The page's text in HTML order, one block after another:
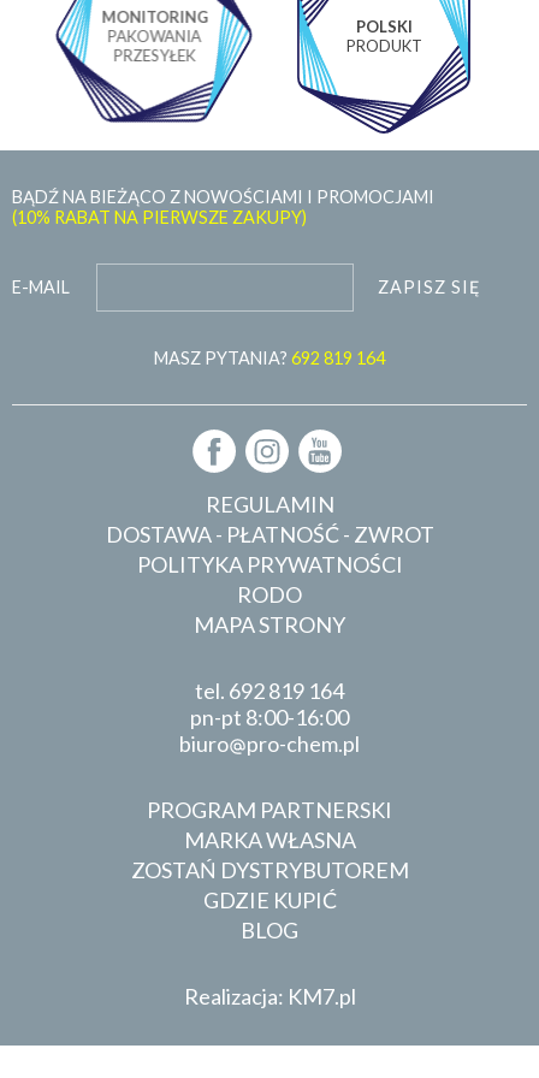
MONITORING
PAKOWANIA
PRZESYŁEK
POLSKI
PRODUKT
BĄDŹ NA BIEŻĄCO Z NOWOŚCIAMI I PROMOCJAMI
(10% RABAT NA PIERWSZE ZAKUPY)
E-MAIL ZAPISZ SIĘ
MASZ PYTANIA? 692 819 164
REGULAMIN
DOSTAWA - PŁATNOŚĆ - ZWROT
POLITYKA PRYWATNOŚCI
RODO
MAPA STRONY
tel. 692 819 164
pn-pt 8:00-16:00
biuro
pro-chem.pl
PROGRAM PARTNERSKI
MARKA WŁASNA
ZOSTAŃ DYSTRYBUTOREM
GDZIE KUPIĆ
BLOG
Realizacja: KM7.pl